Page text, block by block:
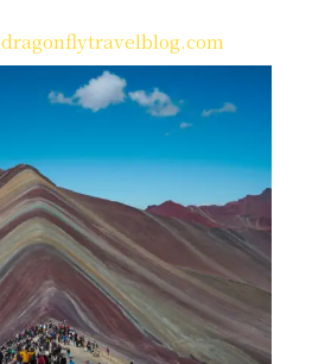
dragonflytravelblog.com